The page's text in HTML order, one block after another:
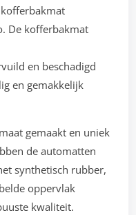
De kofferbakmat
en beschadigd
en gemakkelijk
gemaakt en uniek
de automatten
synthetisch rubber,
oppervlak
kwaliteit.